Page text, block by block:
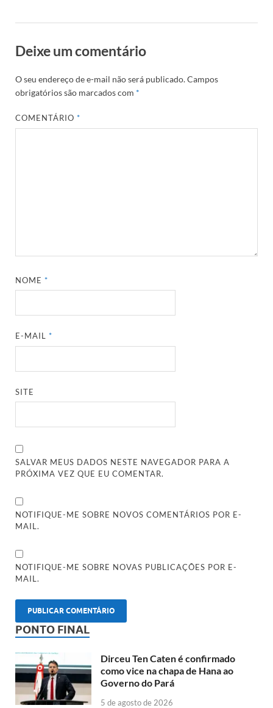
Deixe um comentário
O seu endereço de e-mail não será publicado.Campos
obrigatórios são marcados com *
COMENTÁRIO*
NOME*
E-MAIL*
SITE
SALVAR MEUS DADOS NESTE NAVEGADOR PARA A
PRÓXIMA VEZ QUE EU COMENTAR.
NOTIFIQUE-ME SOBRE NOVOS COMENTÁRIOS POR E-
MAIL.
NOTIFIQUE-ME SOBRE NOVAS PUBLICAÇÕES POR E-
MAIL.
PONTO FINAL
Dirceu Ten Caten é confirmado
como vice na chapa de Hana ao
Governo do Pará
5 de agosto de 2026